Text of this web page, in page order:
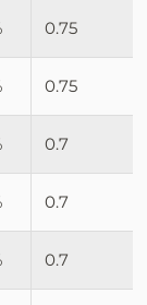
0.75
0.75
0.7
0.7
0.7